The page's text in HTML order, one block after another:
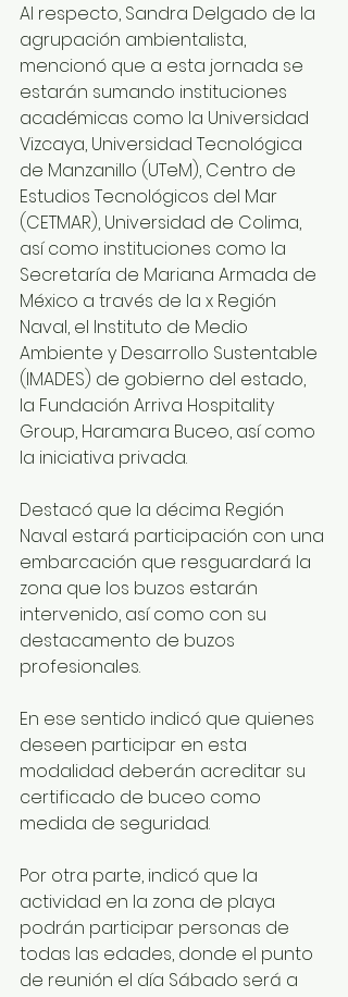
Al respecto, Sandra Delgado de la
agrupación ambientalista,
mencionó que a esta jornada se
estarán sumando instituciones
académicas como la Universidad
Vizcaya, Universidad Tecnológica
de Manzanillo (UTeM), Centro de
Estudios Tecnológicos del Mar
(CETMAR), Universidad de Colima,
así como instituciones como la
Secretaría de Mariana Armada de
México a través de la x Región
Naval, el Instituto de Medio
Ambiente y Desarrollo Sustentable
(IMADES) de gobierno del estado,
la Fundación Arriva Hospitality
Group, Haramara Buceo, así como
la iniciativa privada.
Destacó que la décima Región
Naval estará participación con una
embarcación que resguardará la
zona que los buzos estarán
intervenido, así como con su
destacamento de buzos
profesionales.
En ese sentido indicó que quienes
deseen participar en esta
modalidad deberán acreditar su
certificado de buceo como
medida de seguridad.
Por otra parte, indicó que la
actividad en la zona de playa
podrán participar personas de
todas las edades, donde el punto
de reunión el día Sábado será a